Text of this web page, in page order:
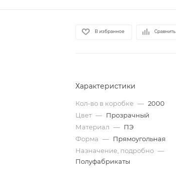
В избранное Сравнить
Характеристики
Кол-во в коробке — 2000
Цвет — Прозрачный
Материал — ПЭ
Форма — Прямоугольная
Назначение, подробно —
Полуфабрикаты